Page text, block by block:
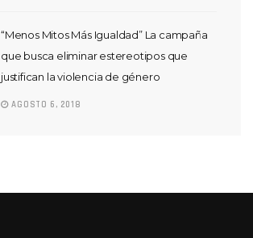
“Menos Mitos Más Igualdad” La campaña
que busca eliminar estereotipos que
justifican la violencia de género
AGOSTO 6, 2018